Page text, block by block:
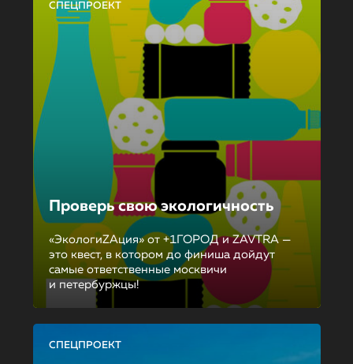
СПЕЦПРОЕКТ
Проверь свою экологичность
«ЭкологиZAция» от +1ГОРОД и ZAVTRA —
это квест, в котором до финиша дойдут
самые ответственные москвичи
и петербуржцы!
СПЕЦПРОЕКТ